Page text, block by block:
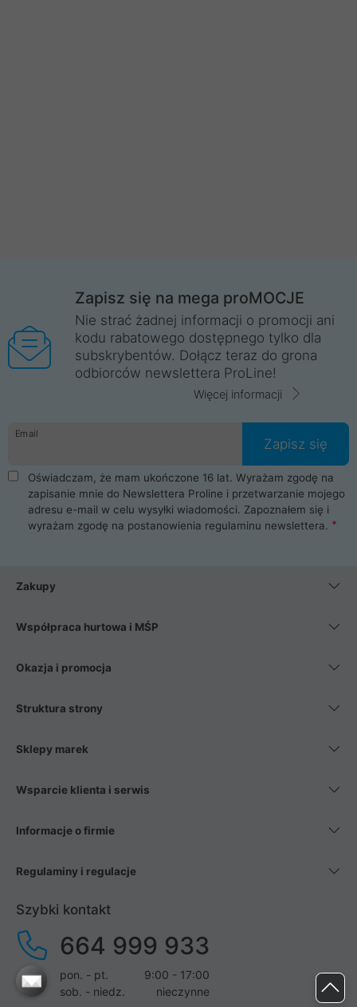
Zapisz się na mega proMOCJE
Nie strać żadnej informacji o promocji ani
kodu rabatowego dostępnego tylko dla
subskrybentów. Dołącz teraz do grona
odbiorców newslettera ProLine!
Więcej informacji
Email
Zapisz się
Oświadczam, że mam ukończone 16 lat. Wyrażam zgodę na
zapisanie mnie do Newslettera Proline i przetwarzanie mojego
adresu e-mail w celu wysyłki wiadomości. Zapoznałem się i
wyrażam zgodę na postanowienia regulaminu newslettera.
Zakupy
Współpraca hurtowa i MŚP
Okazja i promocja
Struktura strony
Sklepy marek
Wsparcie klienta i serwis
Informacje o firmie
Regulaminy i regulacje
Szybki kontakt
664 999 933
pon. - pt.
9:00 - 17:00
sob. - niedz.
nieczynne